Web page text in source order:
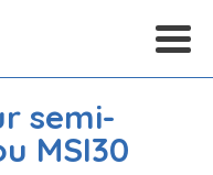
semi-
MSI30